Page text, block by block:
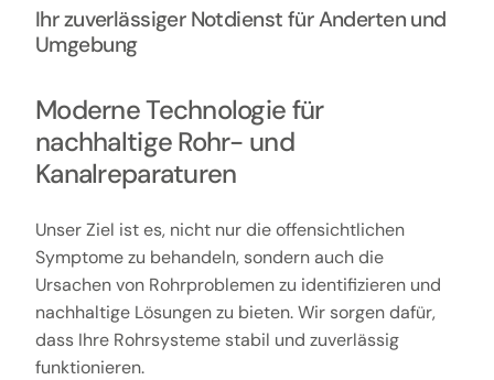
Ihr zuverlässiger Notdienst für Anderten und
Umgebung
Moderne Technologie für
nachhaltige Rohr- und
Kanalreparaturen
Unser Ziel ist es, nicht nur die offensichtlichen
Symptome zu behandeln, sondern auch die
Ursachen von Rohrproblemen zu identifizieren und
nachhaltige Lösungen zu bieten. Wir sorgen dafür,
dass Ihre Rohrsysteme stabil und zuverlässig
funktionieren.